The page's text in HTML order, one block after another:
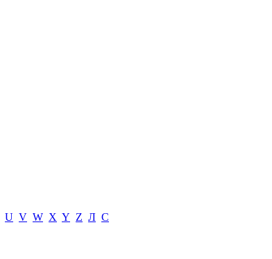
U V W X Y Z Л С